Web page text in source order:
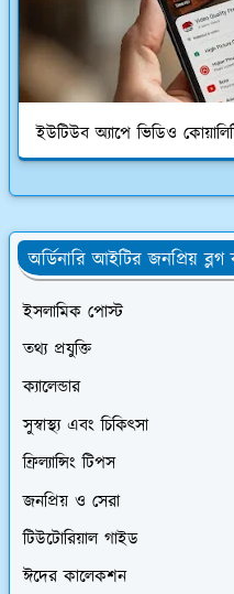
ইউটিউব অ্যাপে ভিডিও
অর্ডিনারি আইটির জনপ্রিয় ব্লগ
ইসলামিক পোস্ট
তথ্য প্রযুক্তি
ক্যালেন্ডার
সুস্বাস্থ্য এবং চিকিৎসা
ফ্রিল্যান্সিং টিপস
জনপ্রিয় ও সেরা
টিউটোরিয়াল গাইড
ঈদের কালেকশন